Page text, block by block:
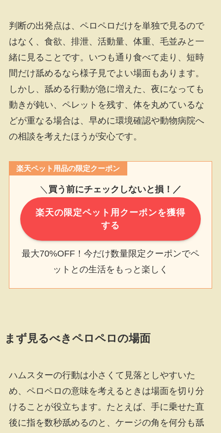
判断の出発点は、ペロペロだけを単独で見るので
はなく、食欲、排泄、活動量、体重、毛並みと一
緒に見ることです。いつも通り食べて走り、短時
間だけ舐めるなら様子見でよい場面もあります。
しかし、舐める行動が急に増えた、夜になっても
動きが鈍い、ペレットを残す、体を丸めているな
どが重なる場合は、早めに環境確認や動物病院へ
の相談を考えたほうが安心です。
楽天ペット用品の限定クーポン
＼ 買う前にチェックしないと損！／
楽天の限定ペット用クーポンを獲得
する
最大70%OFF！今だけ数量限定クーポンでペ
ットとの生活をもっと楽しく
まず見るべきペロペロの場面
ハムスターの行動は小さくて見落としやすいた
め、ペロペロの意味を考えるときは場面を切り分
けることが役立ちます。たとえば、手に乗せた直
後に指を数秒舐めるのと、ケージの角を何分も舐